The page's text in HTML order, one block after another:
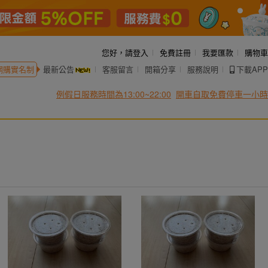
您好， 請登入 免費註冊 我要匯款
購物車
實名制
最新公告 客服留言 開箱分享 服務說明 下載APP
例假日服務時間為13:00~22:00 開車自取免費停車一小時